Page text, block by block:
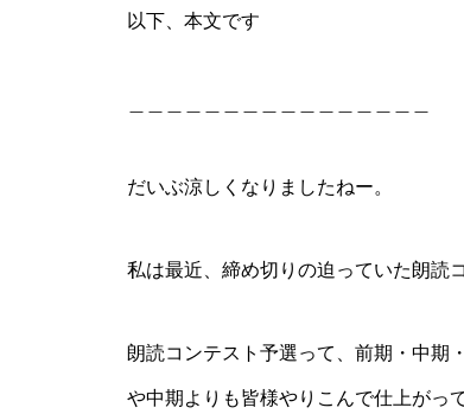
以下、本文です
だいぶ涼しくなりましたねー。
私は最近、締め切りの迫っていた朗読
朗読コンテスト予選って、前期・中期
や中期よりも皆様やりこんで仕上がっ